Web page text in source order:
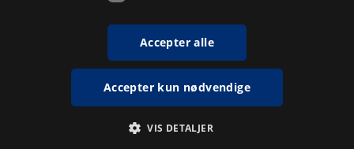
Accepter alle
Accepter kun nødvendige
VIS DETALJER